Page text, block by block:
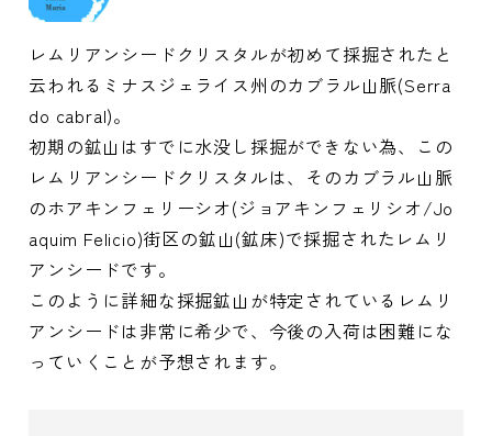
レムリアンシードクリスタルが初めて採掘されたと
云われるミナスジェライス州のカブラル山脈(Serra
do cabral)。
初期の鉱山はすでに水没し採掘ができない為、この
レムリアンシードクリスタルは、そのカブラル山脈
のホアキンフェリーシオ(ジョアキンフェリシオ/Jo
aquim Felicio)街区の鉱山(鉱床)で採掘されたレムリ
アンシードです。
このように詳細な採掘鉱山が特定されているレムリ
アンシードは非常に希少で、今後の入荷は困難にな
っていくことが予想されます。